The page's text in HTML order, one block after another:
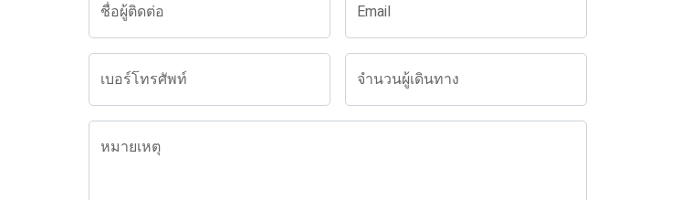
ชื่อผู้ติดต่อ Email
เบอร์โทรศัพท์ จำนวนผู้เดินทาง
หมายเหตุ